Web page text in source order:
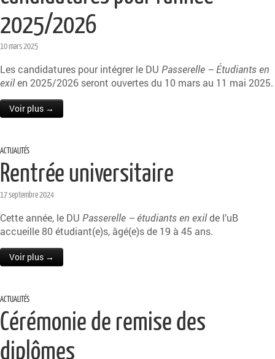
2025/2026
10 mars 2025
Les candidatures pour intégrer le DU Passerelle – Étudiants en
exilen 2025/2026 seront ouvertes du 10 mars au 11 mai 2025.
Voir plus →
ACTUALITÉS
Rentrée universitaire
17 septembre 2024
Cette année, le DU Passerelle – étudiants en exilde l’uB
accueille 80 étudiant(e)s, âgé(e)s de 19 à 45 ans.
Voir plus →
ACTUALITÉS
Cérémonie de remise des
diplômes